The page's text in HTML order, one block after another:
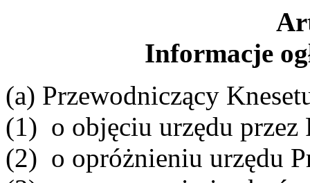
Informacje
(a) Przewodniczący
(1) o objęciu urzędu przez
(2) o opróżnieniu urzędu